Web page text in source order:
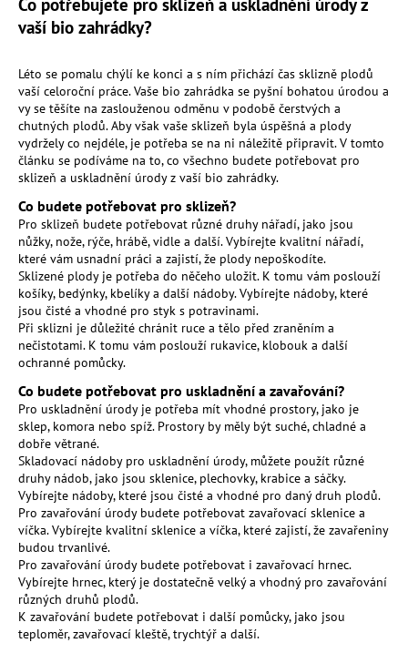
vaší bio zahrádky?
Léto se pomalu chýlí ke konci a s ním přichází čas sklizně plodů
vaší celoroční práce. Vaše bio zahrádka se pyšní bohatou úrodou a
vy se těšíte na zaslouženou odměnu v podobě čerstvých a
chutných plodů. Aby však vaše sklizeň byla úspěšná a plody
vydržely co nejdéle, je potřeba se na ni náležitě připravit. V tomto
článku se podíváme na to, co všechno budete potřebovat pro
sklizeň a uskladnění úrody z vaší bio zahrádky.
Co budete potřebovat pro sklizeň?
Pro sklizeň budete potřebovat různé druhy nářadí, jako jsou
nůžky, nože, rýče, hrábě, vidle a další. Vybírejte kvalitní nářadí,
které vám usnadní práci a zajistí, že plody nepoškodíte.
Sklizené plody je potřeba do něčeho uložit. K tomu vám poslouží
košíky, bedýnky, kbelíky a další nádoby. Vybírejte nádoby, které
jsou čisté a vhodné pro styk s potravinami.
Při sklizni je důležité chránit ruce a tělo před zraněním a
nečistotami. K tomu vám poslouží rukavice, klobouk a další
ochranné pomůcky.
Co budete potřebovat pro uskladnění a zavařování?
Pro uskladnění úrody je potřeba mít vhodné prostory, jako je
sklep, komora nebo spíž. Prostory by měly být suché, chladné a
dobře větrané.
Skladovací nádoby pro uskladnění úrody, můžete použít různé
druhy nádob, jako jsou sklenice, plechovky, krabice a sáčky.
Vybírejte nádoby, které jsou čisté a vhodné pro daný druh plodů.
Pro zavařování úrody budete potřebovat zavařovací sklenice a
víčka. Vybírejte kvalitní sklenice a víčka, které zajistí, že zavařeniny
budou trvanlivé.
Pro zavařování úrody budete potřebovat i zavařovací hrnec.
Vybírejte hrnec, který je dostatečně velký a vhodný pro zavařování
různých druhů plodů.
K zavařování budete potřebovat i další pomůcky, jako jsou
teploměr, zavařovací kleště, trychtýř a další.
a
í
t
?
HLEDAT
D
o
p
o
r
u
č
u
j
e
m
e
UNIVERZÁLNÍ
PŘÍRODNÍ
HNOJIVO
10
LITRŮ
-